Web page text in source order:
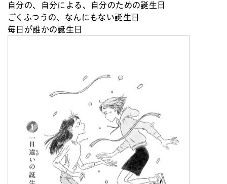
自分の、自分による、自分のための誕生日
ごくふつうの、なんにもない誕生日
毎日が誰かの誕生日